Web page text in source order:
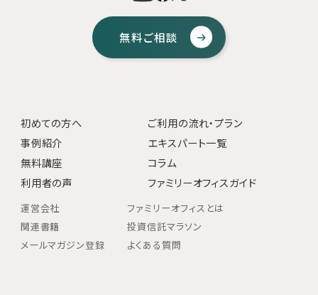
無料ご相談
初めての方へ
ご利用の流れ・プラン
事例紹介
エキスパート一覧
無料講座
コラム
利用者の声
ファミリーオフィスガイド
運営会社
ファミリーオフィスとは
関連書籍
投資信託マラソン
メールマガジン登録
よくある質問